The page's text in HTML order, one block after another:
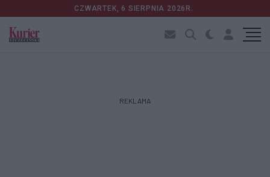
CZWARTEK, 6 SIERPNIA 2026R.
REKLAMA